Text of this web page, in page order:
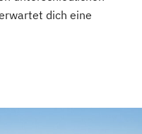
dich eine